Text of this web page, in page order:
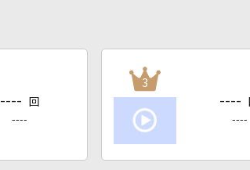
---- 回
----
3
----
----